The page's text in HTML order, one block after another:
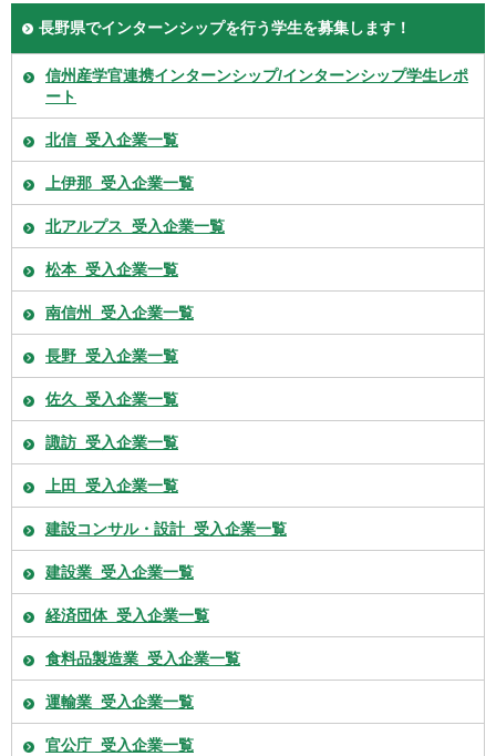
長野県でインターンシップを行う学生を募集します！
信州産学官連携インターンシップ/インターンシップ学生レポ
ート
北信_受入企業一覧
上伊那_受入企業一覧
北アルプス_受入企業一覧
松本_受入企業一覧
南信州_受入企業一覧
長野_受入企業一覧
佐久_受入企業一覧
諏訪_受入企業一覧
上田_受入企業一覧
建設コンサル・設計_受入企業一覧
建設業_受入企業一覧
経済団体_受入企業一覧
食料品製造業_受入企業一覧
運輸業_受入企業一覧
官公庁_受入企業一覧